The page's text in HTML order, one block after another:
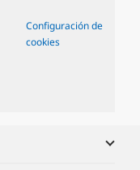
Configuración de
cookies